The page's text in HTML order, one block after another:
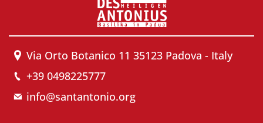
Via Orto Botanico 11 35123 Padova - Italy
+39 0498225777
info@santantonio.org